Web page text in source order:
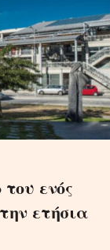
ενός
ετήσια